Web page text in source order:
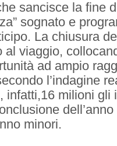
sancisce la fine
sognato e
La chiusura
al viaggio,
ad ampio
l’indagine
infatti,16 milioni gli
minori.